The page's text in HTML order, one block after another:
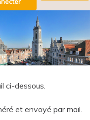
ci-dessous.
et envoyé par mail.